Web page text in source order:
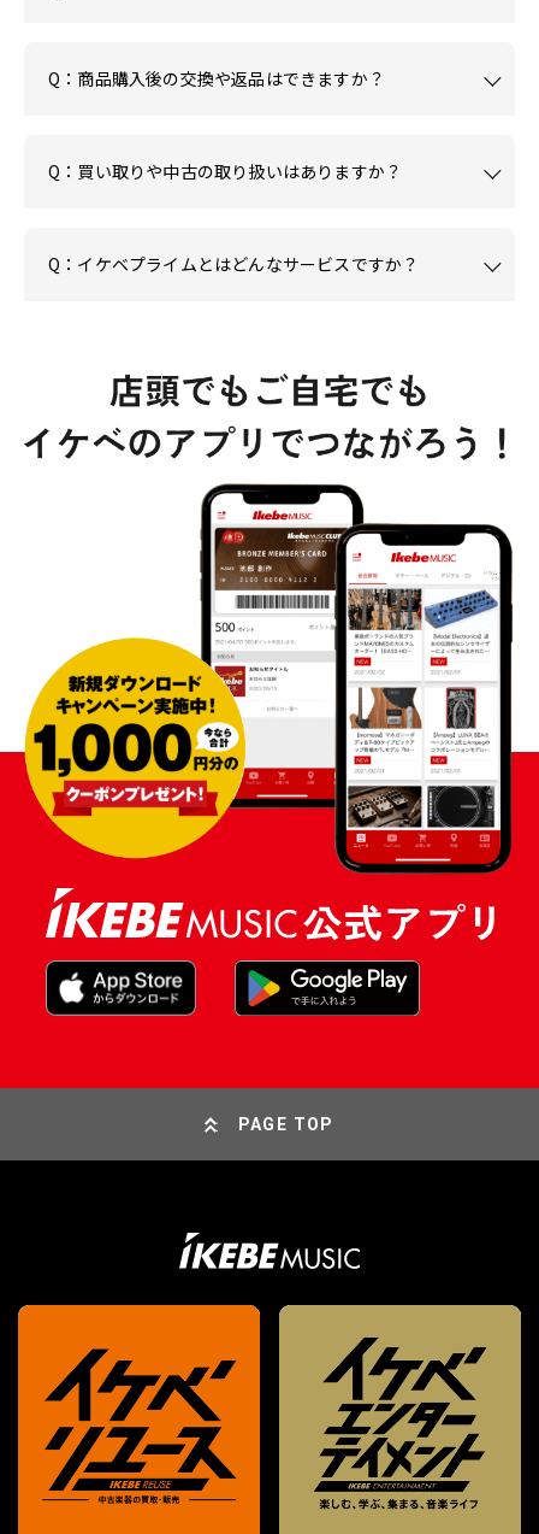
Q：商品購入後の交換や返品はできますか？
Q：買い取りや中古の取り扱いはありますか？
Q：イケベプライムとはどんなサービスですか？
PAGE TOP